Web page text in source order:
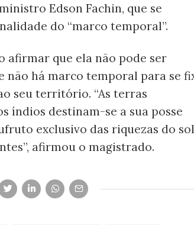
Edson Fachin, que se
do “marco temporal”.
afirmar que ela não pode ser
não há marco temporal para se
seu território. “As terras
índios destinam-se a sua posse
exclusivo das riquezas do
afirmou o magistrado.